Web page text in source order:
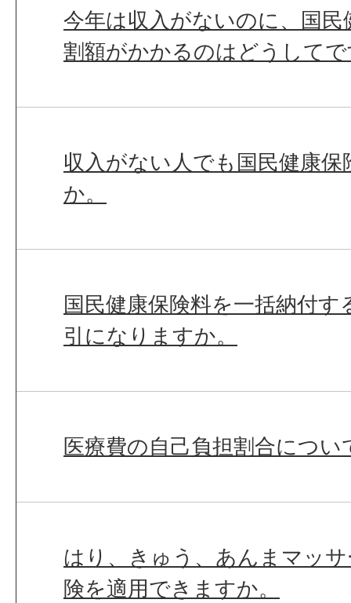
今年は収入がないのに、国民
割額がかかるのはどうして
収入がない人でも国民健康
か。
国民健康保険料を一括納付す
引になりますか。
医療費の自己負担割合につ
はり、きゅう、あんまマッ
険を適用できますか。